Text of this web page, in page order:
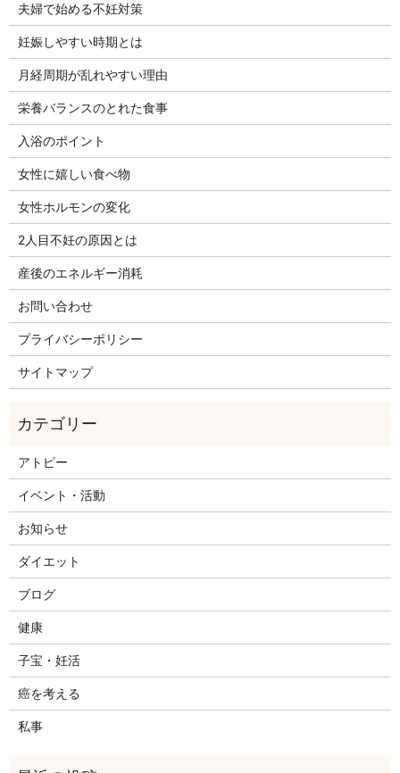
夫婦で始める不妊対策
妊娠しやすい時期とは
月経周期が乱れやすい理由
栄養バランスのとれた食事
入浴のポイント
女性に嬉しい食べ物
女性ホルモンの変化
2人目不妊の原因とは
産後のエネルギー消耗
お問い合わせ
プライバシーポリシー
サイトマップ
アトピー
イベント・活動
お知らせ
ダイエット
ブログ
健康
子宝・妊活
癌を考える
私事